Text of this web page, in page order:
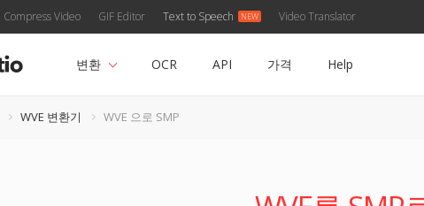
Compress Video GIF Editor Text to Speech Video Translator
변환 OCR API 가격 Help
WVE 변환기 WVE 으로 SMP